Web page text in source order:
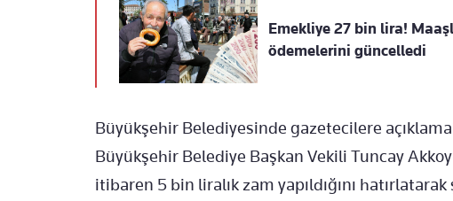
Emekliye 27 bin lira!
ödemelerini güncelledi
Büyükşehir Belediyesinde gazetecilere
Büyükşehir Belediye Başkan Vekili Tuncay
itibaren 5 bin liralık zam yapıldığını